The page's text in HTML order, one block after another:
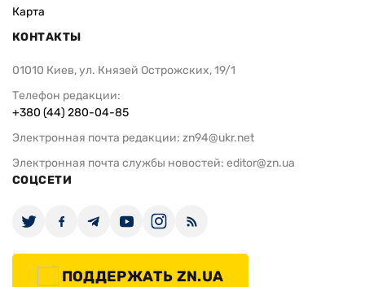
Карта
КОНТАКТЫ
01010 Киев, ул. Князей Острожских, 19/1
Телефон редакции:
+380 (44) 280-04-85
Электронная почта редакции: zn94@ukr.net
Электронная почта службы новостей: editor@zn.ua
СОЦСЕТИ
ПОДДЕРЖАТЬ ZN.UA